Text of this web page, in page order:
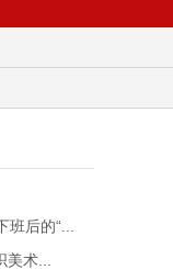
后的“...
术...